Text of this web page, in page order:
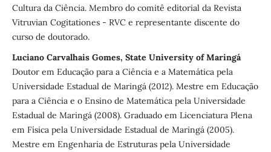
Cultura da Ciência. Membro do comitê editorial da Revista
Vitruvian Cogitationes - RVC e representante discente do
curso de doutorado.
Luciano Carvalhais Gomes, State University of Maringá
Doutor em Educação para a Ciência e a Matemática pela
Universidade Estadual de Maringá (2012). Mestre em Educação
para a Ciência e o Ensino de Matemática pela Universidade
Estadual de Maringá (2008). Graduado em Licenciatura Plena
em Física pela Universidade Estadual de Maringá (2005).
Mestre em Engenharia de Estruturas pela Universidade